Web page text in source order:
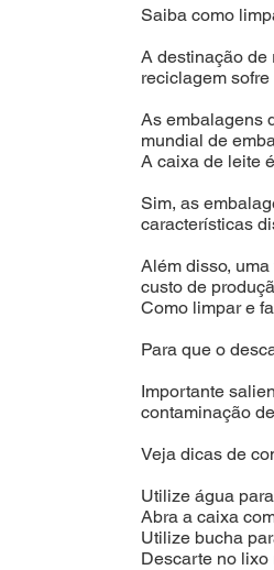
Saiba como
A destinação de
reciclagem
As embalagens
mundial de
A caixa de leite
Sim, as
características
Além disso,
custo de
Como limpar e
Para que o
Importante
contaminação
Veja dicas de
Utilize água
Abra a caixa
Utilize bucha
Descarte no